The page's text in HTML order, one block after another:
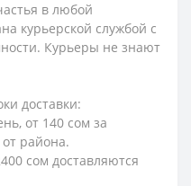
в любой
курьерской службой с
Курьеры не знают
доставки:
от 140 сом за
от района.
сом доставляются